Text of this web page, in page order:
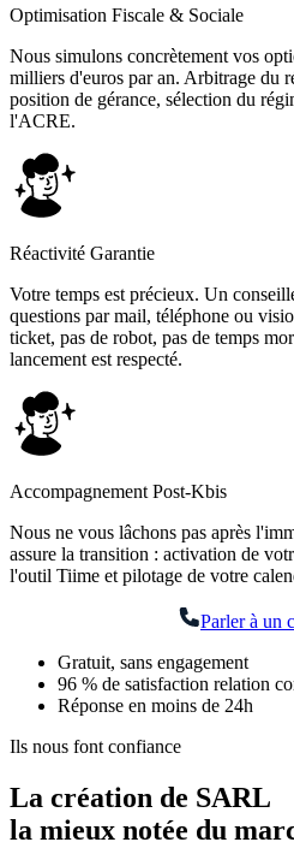
Optimisation Fiscale & Sociale
Nous simulons concrètement vos
milliers d'euros par an. Arbitrage du
position de gérance, sélection du
l'ACRE.
Réactivité Garantie
Votre temps est précieux. Un
questions par mail, téléphone ou
ticket, pas de robot, pas de temps
lancement est respecté.
Accompagnement Post-Kbis
Nous ne vous lâchons pas après
assure la transition : activation de
l'outil Tiime et pilotage de votre
Parler à un
Gratuit, sans engagement
96 % de satisfaction relation
Réponse en moins de 24h
Ils nous font confiance
La création de SARL
la mieux notée du